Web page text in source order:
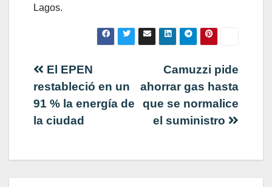
Lagos.
Navegación
de
Camuzzi pide
ahorrar gas hasta
que se normalice
el suministro
El EPEN
restableció en un
91 % la energía de
la ciudad